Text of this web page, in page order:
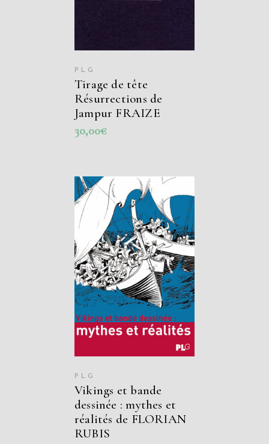
PLG
Tirage de tête
Résurrections de
Jampur FRAIZE
30,00€
AJOUTER AU
PANIER
PLG
Vikings et bande
dessinée : mythes et
réalités de FLORIAN
RUBIS